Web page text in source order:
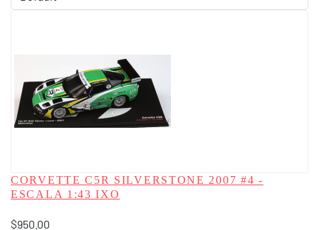
CORVETTE C5R SILVERSTONE 2007 #4 -
ESCALA 1:43 IXO
$950.00